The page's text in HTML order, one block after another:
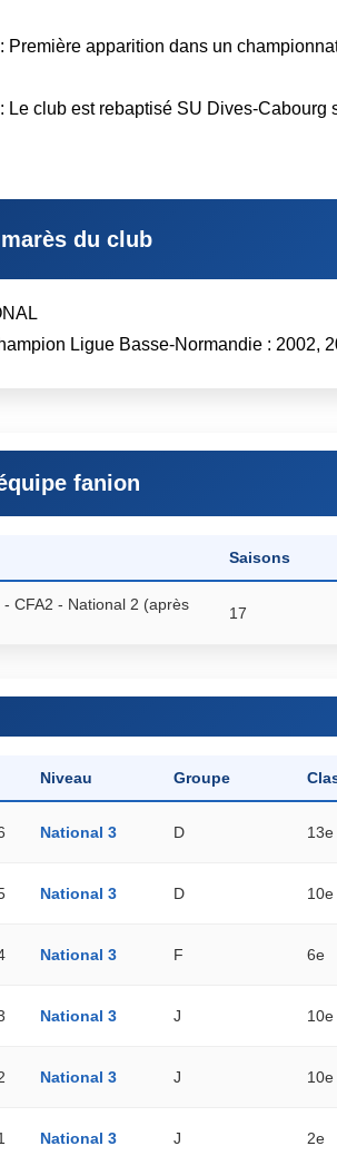
Première apparition dans un
Le club est rebaptisé SU Dives-Cabourg
du club
Ligue Basse-Normandie : 2002,
fanion
Saisons
- CFA2 - National 2 (après
17
Niveau Groupe
National 3 D 13e
National 3 D 10e
National 3 F 6e
National 3 J 10e
National 3 J 10e
National 3 J 2e